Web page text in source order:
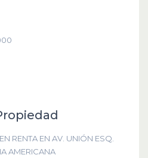
RENTA EN AV. UNIÓN ESQ.
AMERICANA